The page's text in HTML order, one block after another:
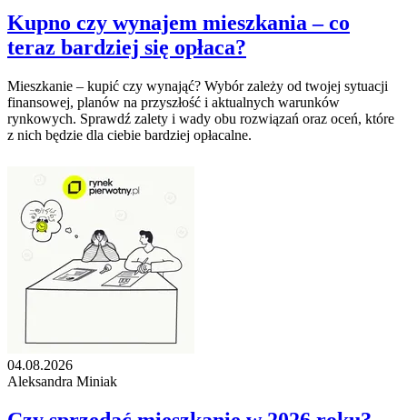
Kupno czy wynajem mieszkania – co
teraz bardziej się opłaca?
Mieszkanie – kupić czy wynająć? Wybór zależy od twojej sytuacji
finansowej, planów na przyszłość i aktualnych warunków
rynkowych. Sprawdź zalety i wady obu rozwiązań oraz oceń, które
z nich będzie dla ciebie bardziej opłacalne.
04.08.2026
Aleksandra Miniak